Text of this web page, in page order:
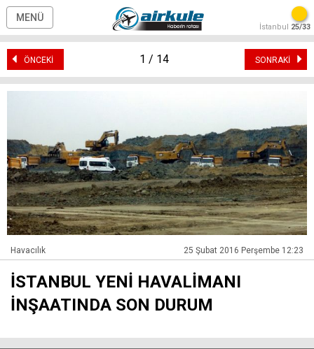
MENÜ
İstanbul 25/33
ÖNCEKİ SONRAKİ
1 / 14
Havacılık 25 Şubat 2016 Perşembe 12:23
İSTANBUL YENİ HAVALİMANI
İNŞAATINDA SON DURUM